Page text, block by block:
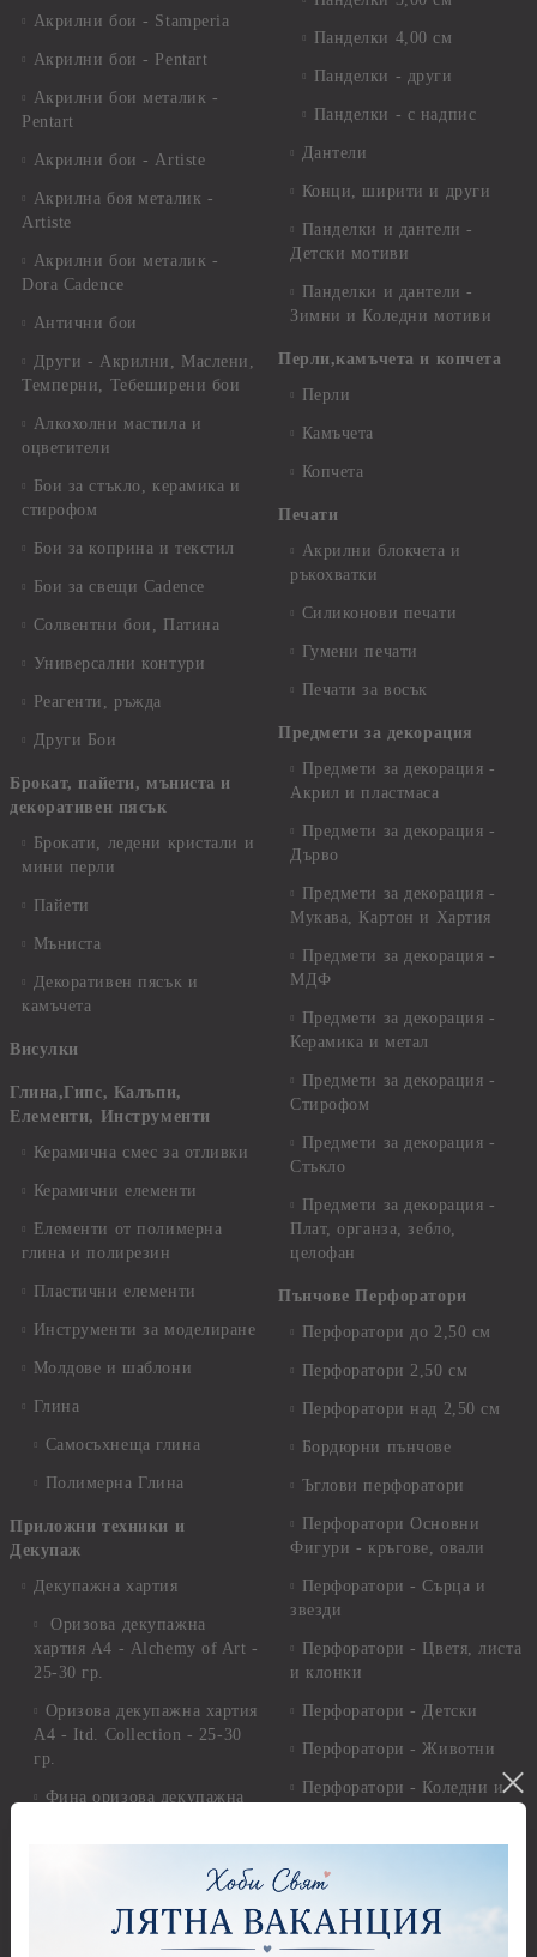
Акрилни бои - Stamperia
Акрилни бои - Pentart
Акрилни бои металик -
Pentart
Акрилни бои - Artiste
Акрилна боя металик -
Artiste
Акрилни бои металик -
Dora Cadence
Антични бои
Други - Акрилни, Маслени,
Темперни, Тебеширени бои
Алкохолни мастила и
оцветители
Бои за стъкло, керамика и
стирофом
Бои за коприна и текстил
Бои за свещи Cadence
Солвентни бои, Патина
Универсални контури
Реагенти, ръжда
Други Бои
Брокат, пайети, мъниста и
декоративен пясък
Брокати, ледени кристали и
мини перли
Пайети
Мъниста
Декоративен пясък и
камъчета
Висулки
Глина,Гипс, Калъпи,
Елементи, Инструменти
Керамична смес за отливки
Керамични елементи
Елементи от полимерна
глина и полирезин
Пластични елементи
Инструменти за моделиране
Молдове и шаблони
Глина
Самосъхнеща глина
Полимерна Глина
Приложни техники и
Декупаж
Декупажна хартия
Оризова декупажна
хартия А4 - Alchemy of Art -
25-30 гр.
Оризова декупажна хартия
А4 - Itd. Collection - 25-30
гр.
Фина оризова декупажна
29.см. - 28гр.
Декупажна хартия - Други
Антични пасти
Панделки 4,00 см
Панделки - други
Панделки - с надпис
Дантели
Конци, ширити и други
Панделки и дантели -
Детски мотиви
Панделки и дантели -
Зимни и Коледни мотиви
Перли,камъчета и копчета
Перли
Камъчета
Копчета
Печати
Акрилни блокчета и
ръкохватки
Силиконови печати
Гумени печати
Печати за восък
Предмети за декорация
Предмети за декорация -
Акрил и пластмаса
Предмети за декорация -
Дърво
Предмети за декорация -
Мукава, Картон и Хартия
Предмети за декорация -
МДФ
Предмети за декорация -
Керамика и метал
Предмети за декорация -
Стирофом
Предмети за декорация -
Стъкло
Предмети за декорация -
Плат, органза, зебло,
целофан
Пънчове Перфоратори
Перфоратори до 2,50 см
Перфоратори 2,50 см
Перфоратори над 2,50 см
Бордюрни пънчове
Ъглови перфоратори
Перфоратори Основни
Фигури - кръгове, овали
Перфоратори - Сърца и
звезди
Перфоратори - Цветя, листа
и клонки
Перфоратори - Детски
Перфоратори - Животни
Перфоратори - Коледни и
Грунд и почистващи
разтвори
Платна за рисуване